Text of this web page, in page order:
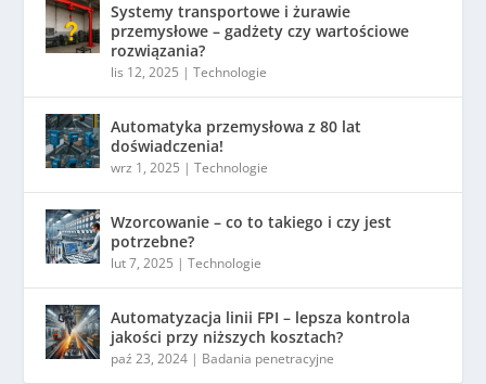
Systemy transportowe i żurawie
przemysłowe – gadżety czy wartościowe
rozwiązania?
lis 12, 2025 |Technologie
Automatyka przemysłowa z 80 lat
doświadczenia!
wrz 1, 2025 |Technologie
Wzorcowanie – co to takiego i czy jest
potrzebne?
lut 7, 2025 |Technologie
Automatyzacja linii FPI – lepsza kontrola
jakości przy niższych kosztach?
paź 23, 2024 | Badania penetracyjne